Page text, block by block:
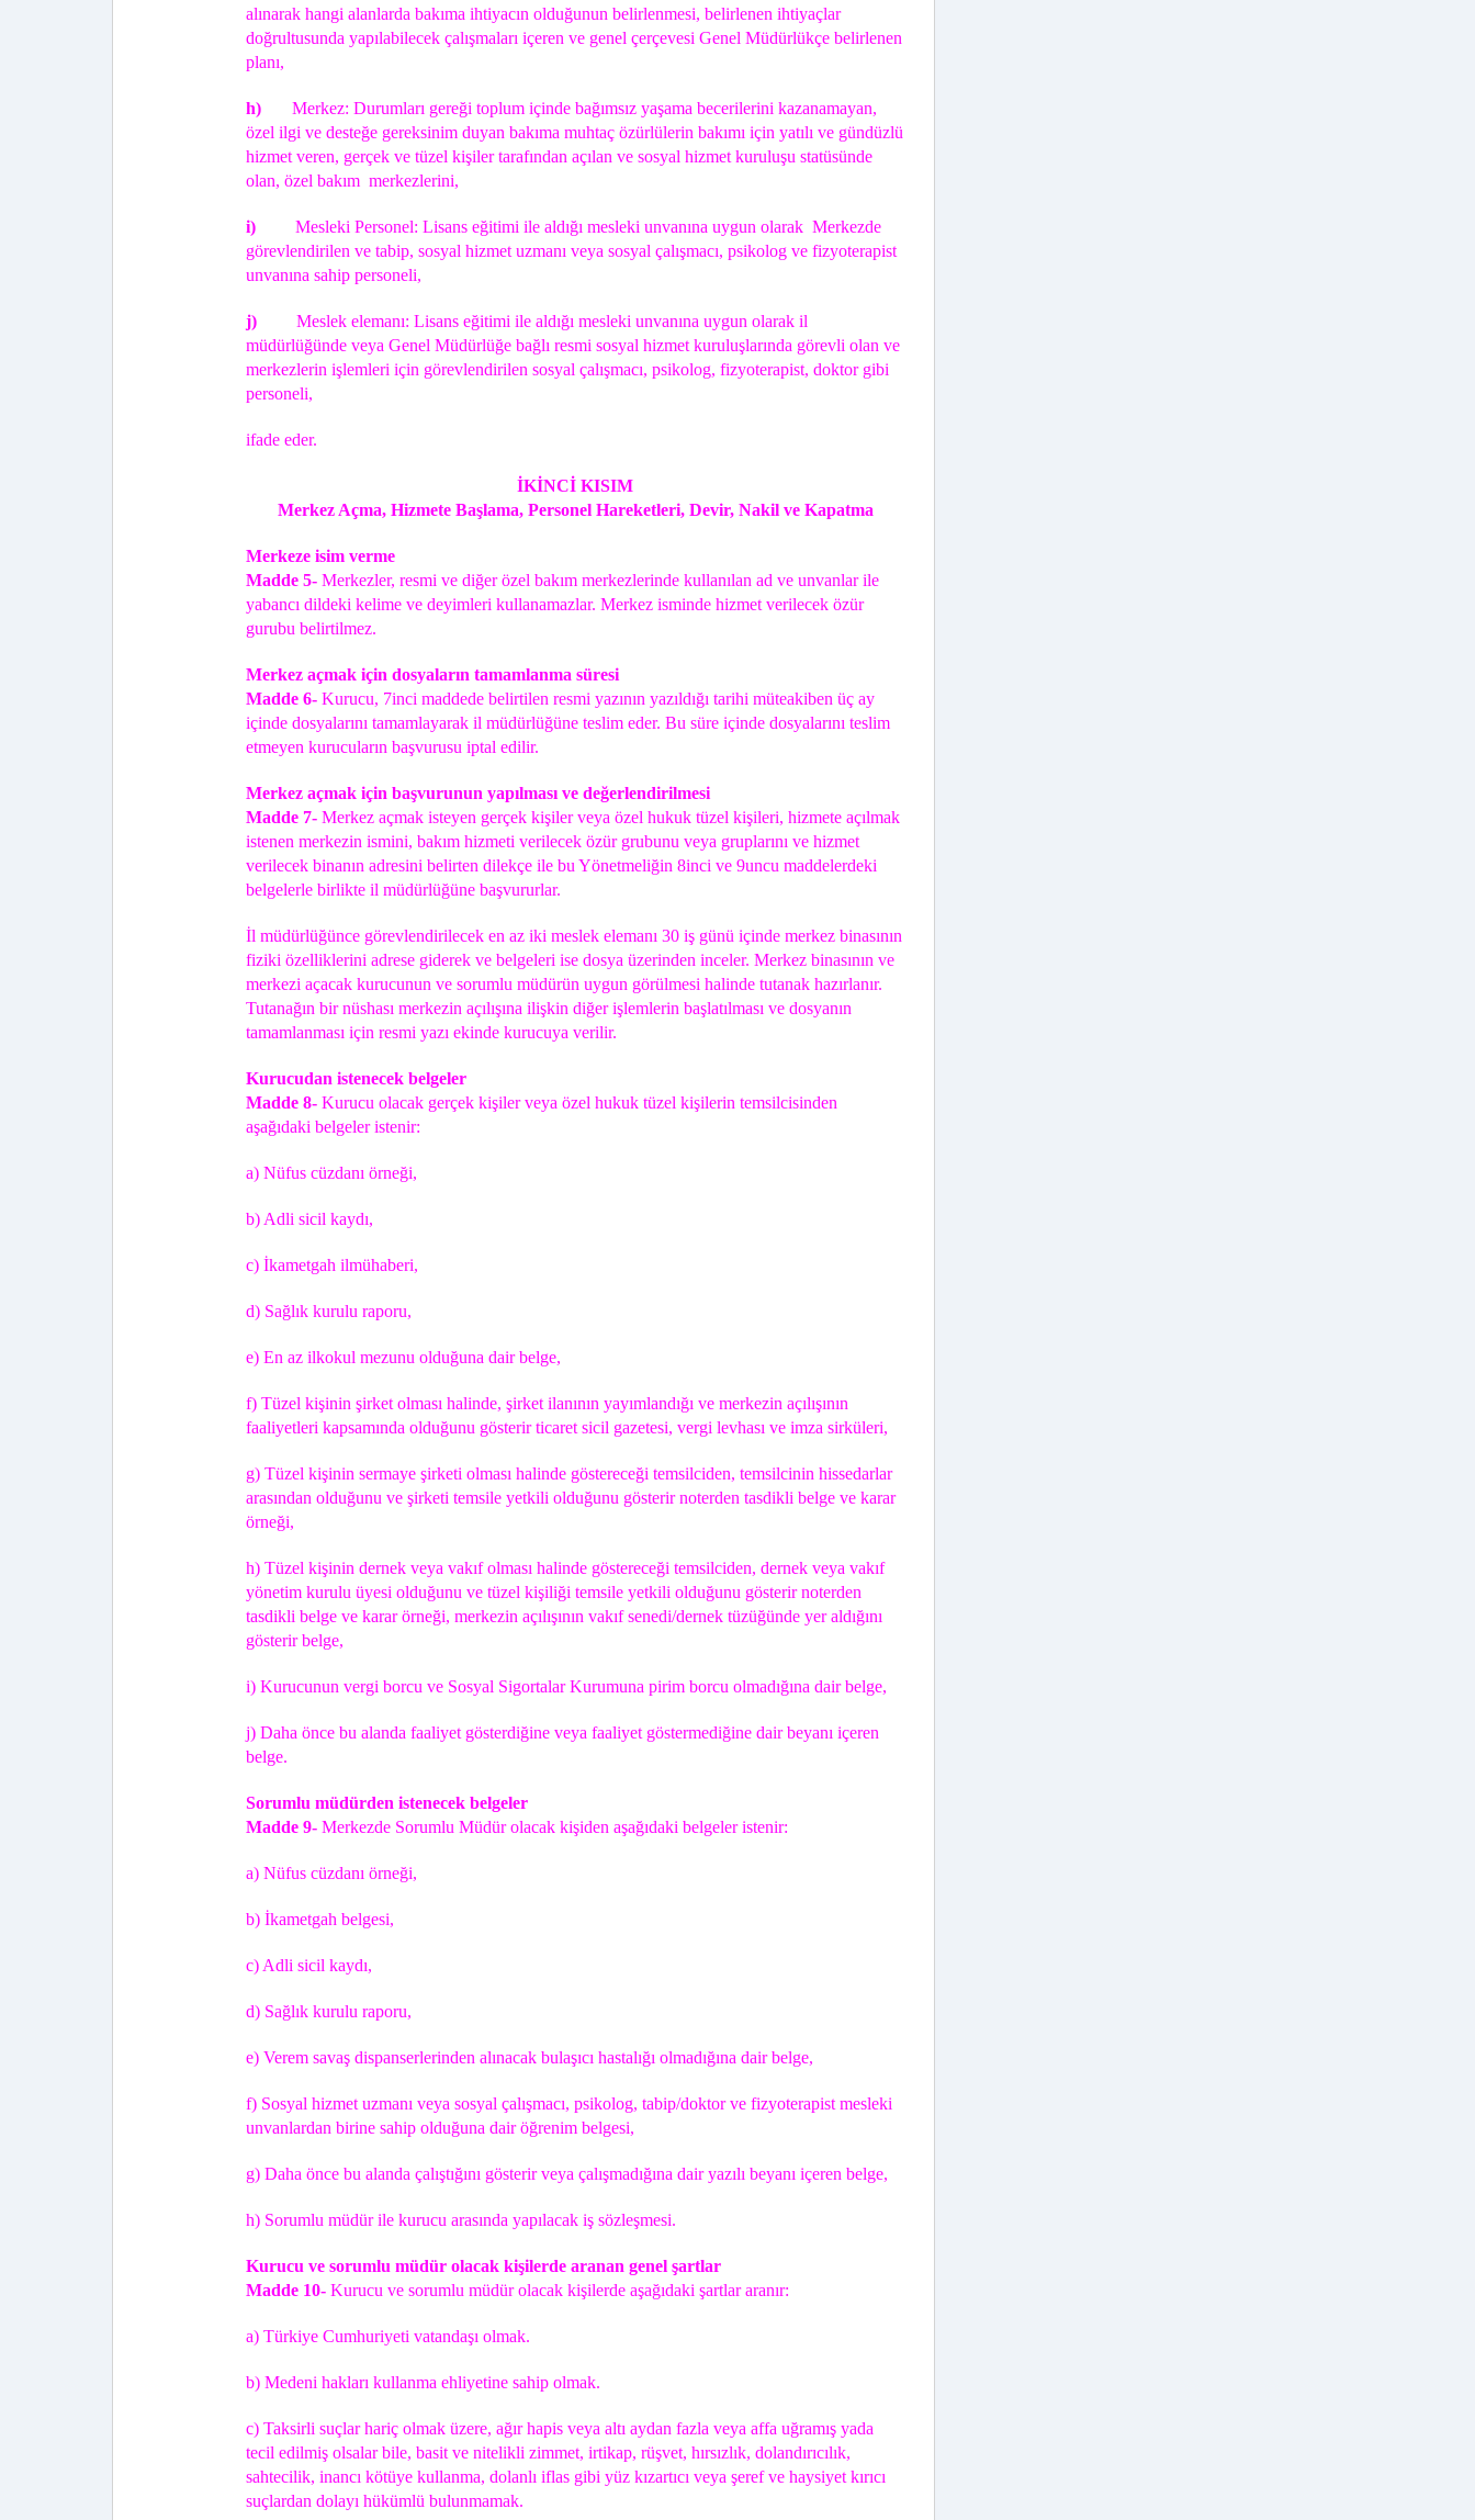
alınarak hangi alanlarda bakıma ihtiyacın olduğunun belirlenmesi, belirlenen ihtiyaçlar
doğrultusunda yapılabilecek çalışmaları içeren ve genel çerçevesi Genel Müdürlükçe belirlenen
planı,
h)Merkez: Durumları gereği toplum içinde bağımsız yaşama becerilerini kazanamayan,
özel ilgi ve desteğe gereksinim duyan bakıma muhtaç özürlülerin bakımı için yatılı ve gündüzlü
hizmet veren, gerçek ve tüzel kişiler tarafından açılan ve sosyal hizmet kuruluşu statüsünde
olan, özel bakım merkezlerini,
i)Mesleki Personel: Lisans eğitimi ile aldığı mesleki unvanına uygun olarak Merkezde
görevlendirilen ve tabip, sosyal hizmet uzmanı veya sosyal çalışmacı, psikolog ve fizyoterapist
unvanına sahip personeli,
j)Meslek elemanı: Lisans eğitimi ile aldığı mesleki unvanına uygun olarak il
müdürlüğünde veya Genel Müdürlüğe bağlı resmi sosyal hizmet kuruluşlarında görevli olan ve
merkezlerin işlemleri için görevlendirilen sosyal çalışmacı, psikolog, fizyoterapist, doktor gibi
personeli,
ifade eder.
İKİNCİ KISIM
Merkez Açma, Hizmete Başlama, Personel Hareketleri, Devir, Nakil ve Kapatma
Merkeze isim verme
Madde 5-Merkezler, resmi ve diğer özel bakım merkezlerinde kullanılan ad ve unvanlar ile
yabancı dildeki kelime ve deyimleri kullanamazlar. Merkez isminde hizmet verilecek özür
gurubu belirtilmez.
Merkez açmak için dosyaların tamamlanma süresi
Madde 6-Kurucu, 7inci maddede belirtilen resmi yazının yazıldığı tarihi müteakiben üç ay
içinde dosyalarını tamamlayarak il müdürlüğüne teslim eder. Bu süre içinde dosyalarını teslim
etmeyen kurucuların başvurusu iptal edilir.
Merkez açmak için başvurunun yapılması ve değerlendirilmesi
Madde 7- Merkez açmak isteyen gerçek kişiler veya özel hukuk tüzel kişileri, hizmete açılmak
istenen merkezin ismini, bakım hizmeti verilecek özür grubunu veya gruplarını ve hizmet
verilecek binanın adresini belirten dilekçe ile bu Yönetmeliğin 8inci ve 9uncu maddelerdeki
belgelerle birlikte il müdürlüğüne başvururlar.
İl müdürlüğünce görevlendirilecek en az iki meslek elemanı 30 iş günü içinde merkez binasının
fiziki özelliklerini adrese giderek ve belgeleri ise dosya üzerinden inceler. Merkez binasının ve
merkezi açacak kurucunun ve sorumlu müdürün uygun görülmesi halinde tutanak hazırlanır.
Tutanağın bir nüshası merkezin açılışına ilişkin diğer işlemlerin başlatılması ve dosyanın
tamamlanması için resmi yazı ekinde kurucuya verilir.
Kurucudan istenecek belgeler
Madde 8-Kurucu olacak gerçek kişiler veya özel hukuk tüzel kişilerin temsilcisinden
aşağıdaki belgeler istenir:
a) Nüfus cüzdanı örneği,
b) Adli sicil kaydı,
c) İkametgah ilmühaberi,
d) Sağlık kurulu raporu,
e) En az ilkokul mezunu olduğuna dair belge,
f) Tüzel kişinin şirket olması halinde, şirket ilanının yayımlandığı ve merkezin açılışının
faaliyetleri kapsamında olduğunu gösterir ticaret sicil gazetesi, vergi levhası ve imza sirküleri,
g) Tüzel kişinin sermaye şirketi olması halinde göstereceği temsilciden, temsilcinin hissedarlar
arasından olduğunu ve şirketi temsile yetkili olduğunu gösterir noterden tasdikli belge ve karar
örneği,
h) Tüzel kişinin dernek veya vakıf olması halinde göstereceği temsilciden, dernek veya vakıf
yönetim kurulu üyesi olduğunu ve tüzel kişiliği temsile yetkili olduğunu gösterir noterden
tasdikli belge ve karar örneği, merkezin açılışının vakıf senedi/dernek tüzüğünde yer aldığını
gösterir belge,
i) Kurucunun vergi borcu ve Sosyal Sigortalar Kurumuna pirim borcu olmadığına dair belge,
j) Daha önce bu alanda faaliyet gösterdiğine veya faaliyet göstermediğine dair beyanı içeren
belge.
Sorumlu müdürden istenecek belgeler
Madde 9- Merkezde Sorumlu Müdür olacak kişiden aşağıdaki belgeler istenir:
a) Nüfus cüzdanı örneği,
b) İkametgah belgesi,
c) Adli sicil kaydı,
d) Sağlık kurulu raporu,
e) Verem savaş dispanserlerinden alınacak bulaşıcı hastalığı olmadığına dair belge,
f) Sosyal hizmet uzmanı veya sosyal çalışmacı, psikolog, tabip/doktor ve fizyoterapist mesleki
unvanlardan birine sahip olduğuna dair öğrenim belgesi,
g) Daha önce bu alanda çalıştığını gösterir veya çalışmadığına dair yazılı beyanı içeren belge,
h) Sorumlu müdür ile kurucu arasında yapılacak iş sözleşmesi.
Kurucu ve sorumlu müdür olacak kişilerde aranan genel şartlar
Madde 10-Kurucu ve sorumlu müdür olacak kişilerde aşağıdaki şartlar aranır:
a) Türkiye Cumhuriyeti vatandaşı olmak.
b) Medeni hakları kullanma ehliyetine sahip olmak.
c) Taksirli suçlar hariç olmak üzere, ağır hapis veya altı aydan fazla veya affa uğramış yada
tecil edilmiş olsalar bile, basit ve nitelikli zimmet, irtikap, rüşvet, hırsızlık, dolandırıcılık,
sahtecilik, inancı kötüye kullanma, dolanlı iflas gibi yüz kızartıcı veya şeref ve haysiyet kırıcı
suçlardan dolayı hükümlü bulunmamak.